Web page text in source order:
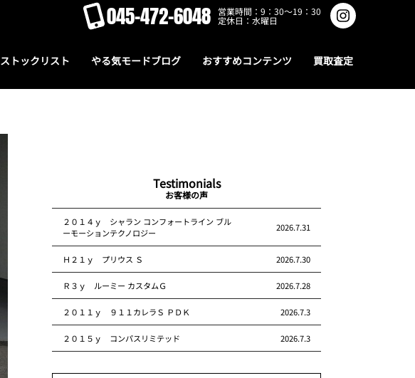
045-472-6048 営業時間：9：30～19：30
定休日：水曜日
ストックリスト やる気モードブログ おすすめコンテンツ 買取査定
Testimonials
お客様の声
２０１４ｙ シャラン コンフォートライン ブル
ーモーションテクノロジー
2026.7.31
Ｈ２１ｙ プリウス Ｓ 2026.7.30
Ｒ３ｙ ルーミー カスタムＧ 2026.7.28
２０１１ｙ ９１１カレラＳ ＰＤＫ 2026.7.3
２０１５ｙ コンパスリミテッド 2026.7.3